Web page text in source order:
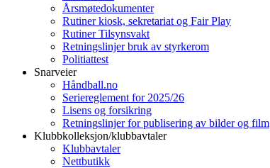
Årsmøtedokumenter
Rutiner kiosk, sekretariat og Fair Play
Rutiner Tilsynsvakt
Retningslinjer bruk av styrkerom
Politiattest
Snarveier
Håndball.no
Seriereglement for 2025/26
Lisens og forsikring
Retningslinjer for publisering av bilder og film
Klubbkolleksjon/klubbavtaler
Klubbavtaler
Nettbutikk